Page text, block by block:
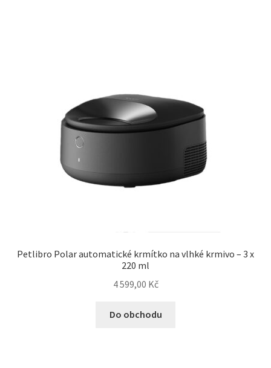
Petlibro Polar automatické krmítko na vlhké krmivo – 3 x
220 ml
4 599,00 Kč
Do obchodu